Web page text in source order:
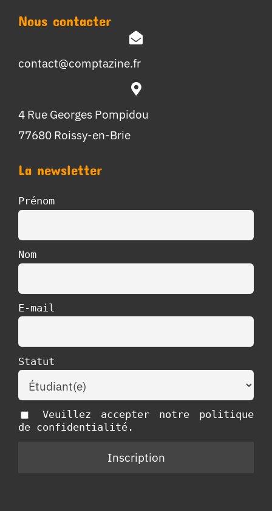
Nous contacter
contact@comptazine.fr
4 Rue Georges Pompidou
77680 Roissy-en-Brie
La newsletter
Prénom
Nom
E-mail
Statut
Veuillez accepter notre politique
de confidentialité.